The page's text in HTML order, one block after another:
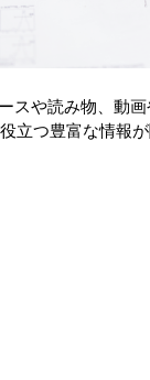
伴った結果とな
。大きな理由は
抑制剤の進歩で
携です。手術手
績の向上に大き
の新しい人生が
症化した
行いましたし、
スや読み物、動画
立つ豊富な情報